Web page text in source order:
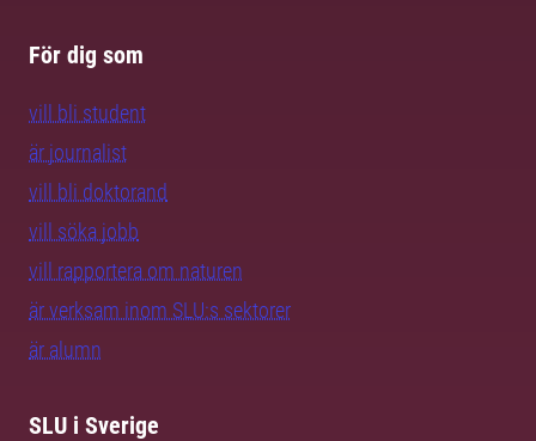
För dig som
vill bli student
är journalist
vill bli doktorand
vill söka jobb
vill rapportera om naturen
är verksam inom SLU:s sektorer
är alumn
SLU i Sverige